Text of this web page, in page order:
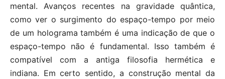
mental. Avanços recentes na gravidade quântica,
como ver o surgimento do espaço-tempo por meio
de um holograma também é uma indicação de que o
espaço-tempo não é fundamental. Isso também é
compatível com a antiga filosofia hermética e
indiana. Em certo sentido, a construção mental da